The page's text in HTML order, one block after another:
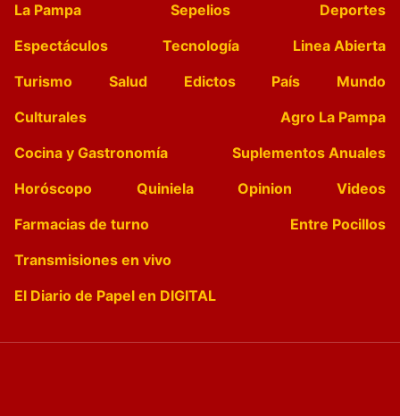
La Pampa Sepelios
Deportes
Espectáculos
Tecnología
Linea Abierta
Turismo
Salud Edictos País
Mundo
Culturales
Agro La Pampa
Cocina y Gastronomía
Suplementos Anuales
Horóscopo
Quiniela Opinion
Videos
Farmacias de turno
Entre Pocillos
Transmisiones en vivo
El Diario de Papel en DIGITAL